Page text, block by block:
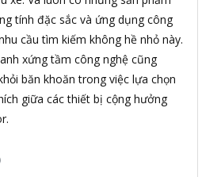
tính đặc sắc và ứng dụng công
cầu tìm kiếm không hề nhỏ này.
xứng tầm công nghệ cũng
băn khoăn trong việc lựa chọn
giữa các thiết bị cộng hưởng